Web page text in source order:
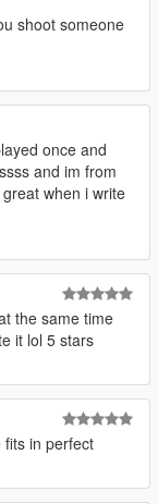
shoot someone
once and
and im from
when i write
the same time
it lol 5 stars
fits in perfect